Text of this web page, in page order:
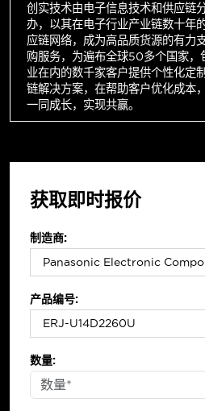
创实技术由电子信息技术和供应链
办，以其在电子行业产业链数十年
应链网络，成为高品质货源的有力
购服务，为遍布全球50多个国家
业在内的数千家客户提供个性化定
链解决方案，在帮助客户优化成本
一同成长，实现共赢。
获取即时报价
制造商:
产品编号:
数量: